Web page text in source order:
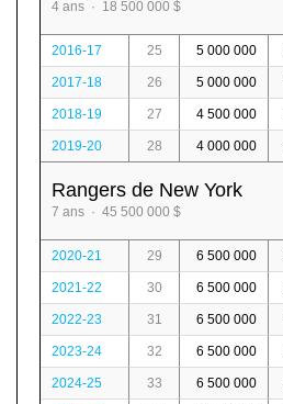
4 ans · 18 500 000 $
2016-17 25 5 000 000
2017-18 26 5 000 000
2018-19 27 4 500 000
2019-20 28 4 000 000
Rangers de New York
7 ans · 45 500 000 $
2020-21 29 6 500 000
2021-22 30 6 500 000
2022-23 31 6 500 000
2023-24 32 6 500 000
2024-25 33 6 500 000